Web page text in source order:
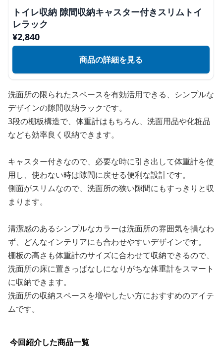
トイレ収納 隙間収納キャスター付きスリムトイ
レラック
¥2,840
商品の詳細を見る
洗面所の限られたスペースを有効活用できる、シンプルな
デザインの隙間収納ラックです。
3段の棚板構造で、体重計はもちろん、洗面用品や化粧品
なども効率良く収納できます。
キャスター付きなので、必要な時に引き出して体重計を使
用し、使わない時は隙間に戻せる便利な設計です。
側面がスリムなので、洗面所の狭い隙間にもすっきりと収
まります。
清潔感のあるシンプルなカラーは洗面所の雰囲気を損なわ
ず、どんなインテリアにも合わせやすいデザインです。
棚板の高さも体重計のサイズに合わせて収納できるので、
洗面所の床に置きっぱなしになりがちな体重計をスマート
に収納できます。
洗面所の収納スペースを増やしたい方におすすめのアイテ
ムです。
今回紹介した商品一覧